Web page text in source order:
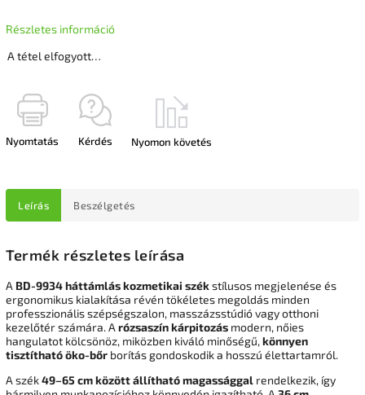
A tétel elfogyott…
Részletes információ
Nyomtatás Kérdés Nyomon követés
Leírás Beszélgetés
Termék részletes leírása
A BD-9934 háttámlás kozmetikai székstílusos megjelenése és
ergonomikus kialakítása révén tökéletes megoldás minden
professzionális szépségszalon, masszázsstúdió vagy otthoni
kezelőtér számára. A rózsaszín kárpitozás modern, nőies
hangulatot kölcsönöz, miközben kiváló minőségű,könnyen
tisztítható öko-bőr borítás gondoskodik a hosszú élettartamról.
A szék49–65 cm között állítható magassággal rendelkezik, így